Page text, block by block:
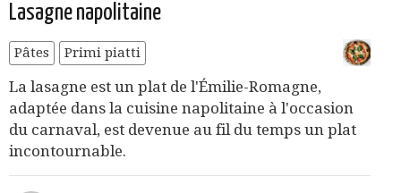
Lasagne napolitaine
Pâtes Primi piatti
La lasagne est un plat de l'Émilie-Romagne,
adaptée dans la cuisine napolitaine à l'occasion
du carnaval, est devenue au fil du temps un plat
incontournable.